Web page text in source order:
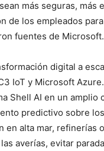
más seguras, más
de los empleados
fuentes de Microsoft.
digital a
IoT y Microsoft
Shell AI en un
predictivo sobre
en alta mar, refinerías
averías, evitar